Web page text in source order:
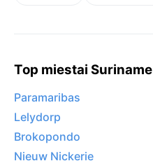
Top miestai Suriname
Paramaribas
Lelydorp
Brokopondo
Nieuw Nickerie